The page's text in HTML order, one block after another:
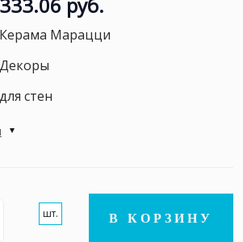
Керама Марацци
Декоры
для стен
шт. В КОРЗИНУ